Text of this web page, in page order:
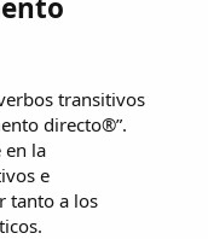
transitivos
directo®”.
en la
e
tanto a los